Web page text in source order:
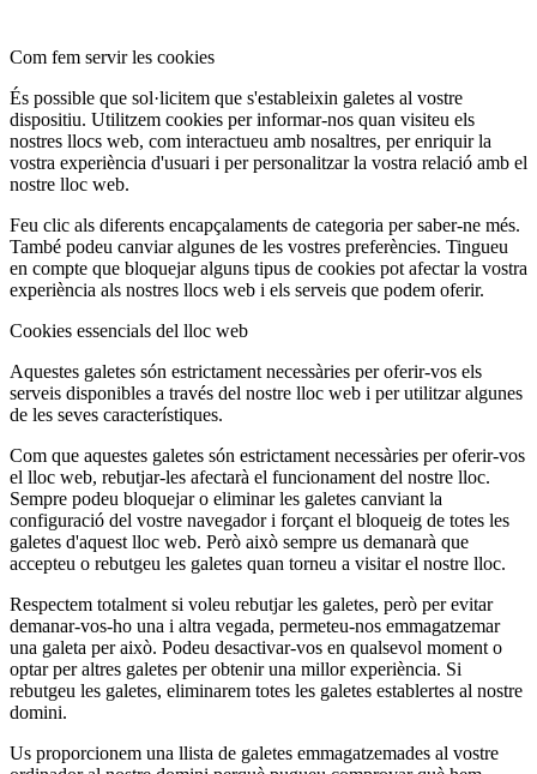
Com fem servir les cookies
És possible que sol·licitem que s'estableixin galetes al vostre
dispositiu. Utilitzem cookies per informar-nos quan visiteu els
nostres llocs web, com interactueu amb nosaltres, per enriquir la
vostra experiència d'usuari i per personalitzar la vostra relació amb el
nostre lloc web.
Feu clic als diferents encapçalaments de categoria per saber-ne més.
També podeu canviar algunes de les vostres preferències. Tingueu
en compte que bloquejar alguns tipus de cookies pot afectar la vostra
experiència als nostres llocs web i els serveis que podem oferir.
Cookies essencials del lloc web
Aquestes galetes són estrictament necessàries per oferir-vos els
serveis disponibles a través del nostre lloc web i per utilitzar algunes
de les seves característiques.
Com que aquestes galetes són estrictament necessàries per oferir-vos
el lloc web, rebutjar-les afectarà el funcionament del nostre lloc.
Sempre podeu bloquejar o eliminar les galetes canviant la
configuració del vostre navegador i forçant el bloqueig de totes les
galetes d'aquest lloc web. Però això sempre us demanarà que
accepteu o rebutgeu les galetes quan torneu a visitar el nostre lloc.
Respectem totalment si voleu rebutjar les galetes, però per evitar
demanar-vos-ho una i altra vegada, permeteu-nos emmagatzemar
una galeta per això. Podeu desactivar-vos en qualsevol moment o
optar per altres galetes per obtenir una millor experiència. Si
rebutgeu les galetes, eliminarem totes les galetes establertes al nostre
domini.
Us proporcionem una llista de galetes emmagatzemades al vostre